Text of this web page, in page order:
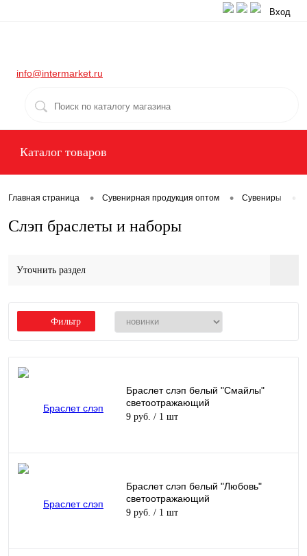
Вход
info@intermarket.ru
Каталог товаров
Главная страница • Сувенирная продукция оптом • Сувениры
Слэп браслеты и наборы
Уточнить раздел
Фильтр
Браслет слэп белый "Смайлы"
светоотражающий
9 руб. / 1 шт
Браслет слэп белый "Любовь"
светоотражающий
9 руб. / 1 шт